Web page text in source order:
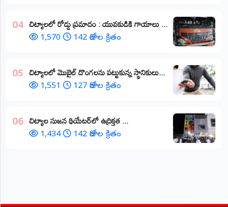
04 చిట్యాలలో రోడ్డు ప్రమాదం : యువకుడికి గాయాలు ​...
1,570 142 రోజుల క్రితం
05 చిట్యాలలో మొబైల్ దొంగలను పట్టుకున్న స్థానికులు...
1,551 127 రోజుల క్రితం
06 చిట్యాల సుజన థియేటర్‌లో ఉద్రిక్తత ...
1,434 142 రోజుల క్రితం